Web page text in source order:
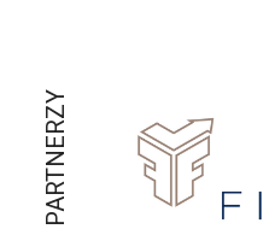
PARTNERZY